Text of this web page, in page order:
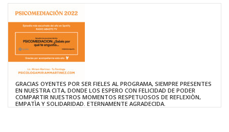
GRACIAS OYENTES POR SER FIELES AL PROGRAMA, SIEMPRE PRESENTES
EN NUESTRA CITA, DONDE LOS ESPERO CON FELICIDAD DE PODER
COMPARTIR NUESTROS MOMENTOS RESPETUOSOS DE REFLEXIÒN,
EMPATÌA Y SOLIDARIDAD. ETERNAMENTE AGRADECIDA.